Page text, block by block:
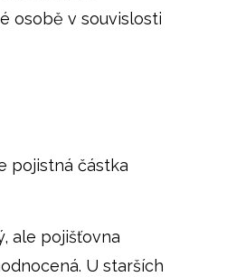
osobě v souvislosti
pojistná částka
ale pojišťovna
U starších